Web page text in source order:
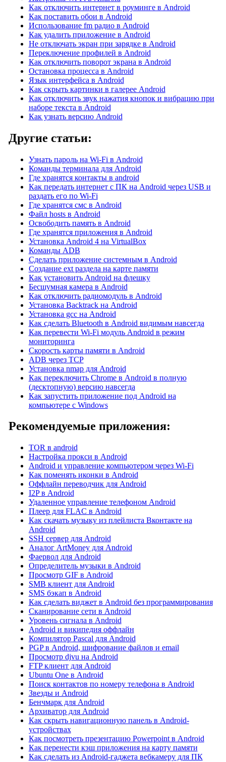
Как отключить интернет в роуминге в Android
Как поставить обои в Android
Использование fm радио в Android
Как удалить приложение в Android
Не отключать экран при зарядке в Android
Переключение профилей в Android
Как отключить поворот экрана в Android
Остановка процесса в Android
Язык интерфейса в Android
Как скрыть картинки в галерее Android
Как отключить звук нажатия кнопок и вибрацию при
наборе текста в Android
Как узнать версию Android
Другие статьи:
Узнать пароль на Wi-Fi в Android
Команды терминала для Android
Где хранятся контакты в android
Как передать интернет с ПК на Android через USB и
раздать его по Wi-Fi
Где хранятся смс в Android
Файл hosts в Android
Освободить память в Android
Где хранятся приложения в Android
Установка Android 4 на VirtualBox
Команды ADB
Сделать приложение системным в Android
Создание ext раздела на карте памяти
Как установить Android на флешку
Бесшумная камера в Android
Как отключить радиомодуль в Android
Установка Backtrack на Android
Установка gcc на Android
Как сделать Bluetooth в Android видимым навсегда
Как перевести Wi-Fi модуль Android в режим
мониторинга
Скорость карты памяти в Android
ADB через TCP
Установка nmap для Android
Как переключить Chrome в Android в полную
(десктопную) версию навсегда
Как запустить приложение под Android на
компьютере с Windows
Рекомендуемые приложения:
TOR в android
Настройка прокси в Android
Android и управление компьютером через Wi-Fi
Как поменять иконки в Android
Оффлайн переводчик для Android
I2P в Android
Удаленное управление телефоном Android
Плеер для FLAC в Android
Как скачать музыку из плейлиста Вконтакте на
Android
SSH сервер для Android
Аналог ArtMoney для Android
Фаервол для Android
Определитель музыки в Android
Просмотр GIF в Android
SMB клиент для Android
SMS бэкап в Android
Как сделать виджет в Android без программирования
Сканирование сети в Android
Уровень сигнала в Android
Android и википедия оффлайн
Компилятор Pascal для Android
PGP в Android, шифрование файлов и email
Просмотр djvu на Android
FTP клиент для Android
Ubuntu One в Android
Поиск контактов по номеру телефона в Android
Звезды и Android
Бенчмарк для Android
Архиватор для Android
Как скрыть навигационную панель в Android-
устройствах
Как посмотреть презентацию Powerpoint в Android
Как перенести кэш приложения на карту памяти
Как сделать из Android-гаджета вебкамеру для ПК